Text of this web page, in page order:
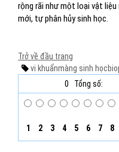
rộng rãi như một loại vật
mới, tự phân hủy sinh học.
Trở về đầu trang
vi khuẩnmàng sinh học
0
Tổng số:
1 2 3 4 5 6 7 8